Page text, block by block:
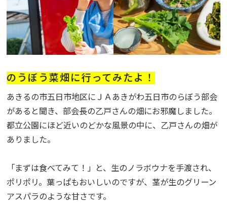
のうぼう菜畑に行ってみたよ！
あきるの市五日市地区にＪＡあきがわ五日市のらぼう部会
があると聞き、部会長の乙戸さんの畑にお邪魔しました。
都立公園にほど近いのどかな風景の中に、乙戸さんの畑が
ありました。
「まずは食べてみて！」と、生のノラボウナを手渡され、
ポリポリ。葉っぱもおいしいのですが、茎が生のグリーン
アスパラのような甘さです。